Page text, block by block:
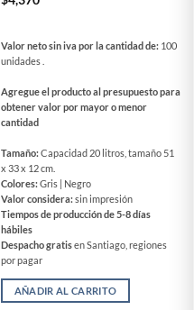
Valor neto sin iva por la cantidad de: 100
unidades .
Agregue el producto al presupuesto para
obtener valor por mayor o menor
cantidad
Tamaño:Capacidad 20 litros, tamaño 51
x 33 x 12 cm.
Colores:Gris | Negro
Valor considera:sin impresión
Tiempos de producción de 5-8 días
hábiles
Despacho gratisen Santiago, regiones
por pagar
AÑADIR AL CARRITO